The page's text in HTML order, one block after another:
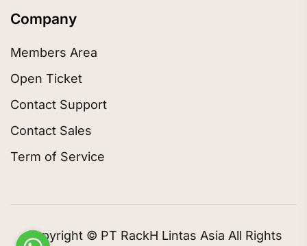
Company
Members Area
Open Ticket
Contact Support
Contact Sales
Term of Service
Copyright © PT RackH Lintas Asia All Rights